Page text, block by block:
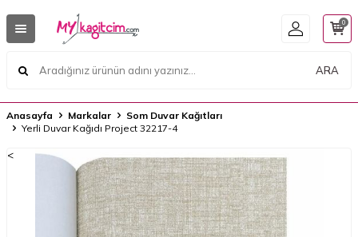
ARA
0
Anasayfa Markalar
Som Duvar Kağıtları
Yerli Duvar Kağıdı Project 32217-4
<